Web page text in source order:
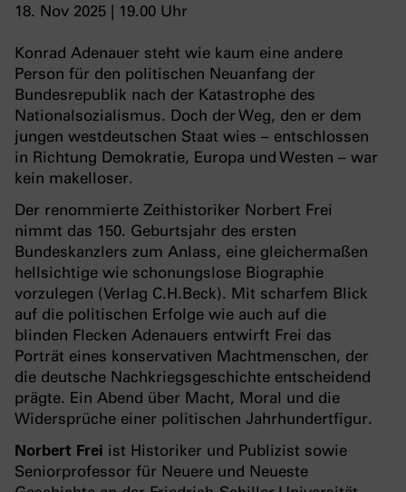
18. Nov 2025 | 19.00 Uhr
Konrad Adenauer steht wie kaum eine andere
Person für den politischen Neuanfang der
Bundesrepublik nach der Katastrophe des
Nationalsozialismus. Doch der Weg, den er dem
jungen westdeutschen Staat wies – entschlossen
in Richtung Demokratie, Europa und Westen – war
kein makelloser.
Der renommierte Zeithistoriker Norbert Frei
nimmt das 150. Geburtsjahr des ersten
Bundeskanzlers zum Anlass, eine gleichermaßen
hellsichtige wie schonungslose Biographie
vorzulegen (Verlag C.H.Beck). Mit scharfem Blick
auf die politischen Erfolge wie auch auf die
blinden Flecken Adenauers entwirft Frei das
Porträt eines konservativen Machtmenschen, der
die deutsche Nachkriegsgeschichte entscheidend
prägte. Ein Abend über Macht, Moral und die
Widersprüche einer politischen Jahrhundertfigur.
Norbert Frei ist Historiker und Publizist sowie
Seniorprofessor für Neuere und Neueste